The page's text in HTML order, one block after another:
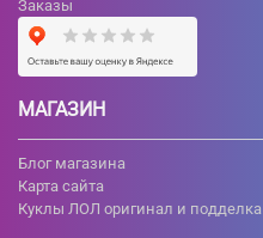
Заказы
МАГАЗИН
Блог магазина
Карта сайта
Куклы ЛОЛ оригинал и подделка